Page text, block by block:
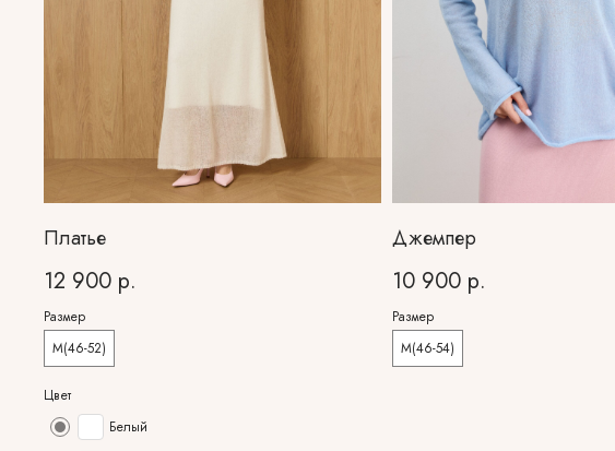
Платье
12 900 р.
Размер
M(46-52)
Цвет
Белый
Джемпер
10 900 р.
Размер
M(46-54)